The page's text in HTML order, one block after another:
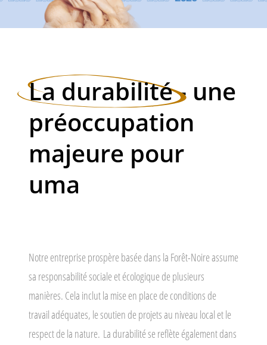
La durabilité- une
préoccupation
majeure pour
uma
Notre entreprise prospère basée dans la Forêt-Noire assume
sa responsabilité sociale et écologique de plusieurs
manières. Cela inclut la mise en place de conditions de
travail adéquates, le soutien de projets au niveau local et le
respect de la nature. La durabilité se reflète également dans